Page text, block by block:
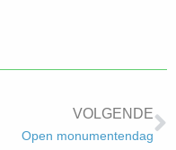
VOLGENDE
Open monumentendag